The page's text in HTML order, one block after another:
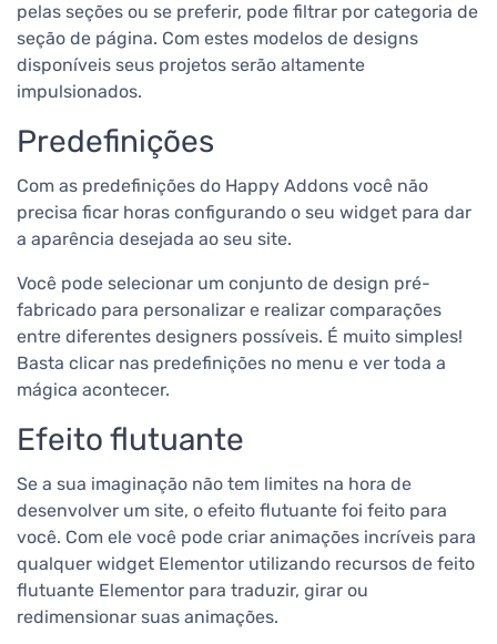
pelas seções ou se preferir, pode filtrar por categoria de
seção de página. Com estes modelos de designs
disponíveis seus projetos serão altamente
impulsionados.
Predefinições
Com as predefinições do Happy Addons você não
precisa ficar horas configurando o seu widget para dar
a aparência desejada ao seu site.
Você pode selecionar um conjunto de design pré-
fabricado para personalizar e realizar comparações
entre diferentes designers possíveis. É muito simples!
Basta clicar nas predefinições no menu e ver toda a
mágica acontecer.
Efeito flutuante
Se a sua imaginação não tem limites na hora de
desenvolver um site, o efeito flutuante foi feito para
você. Com ele você pode criar animações incríveis para
qualquer widget Elementor utilizando recursos de feito
flutuante Elementor para traduzir, girar ou
redimensionar suas animações.